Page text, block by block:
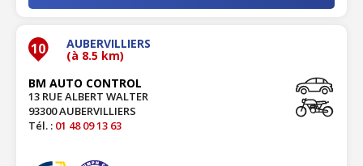
10 AUBERVILLIERS
(à 8.5 km)
BM AUTO CONTROL
13 RUE ALBERT WALTER
93300 AUBERVILLIERS
Tél. : 01 48 09 13 63